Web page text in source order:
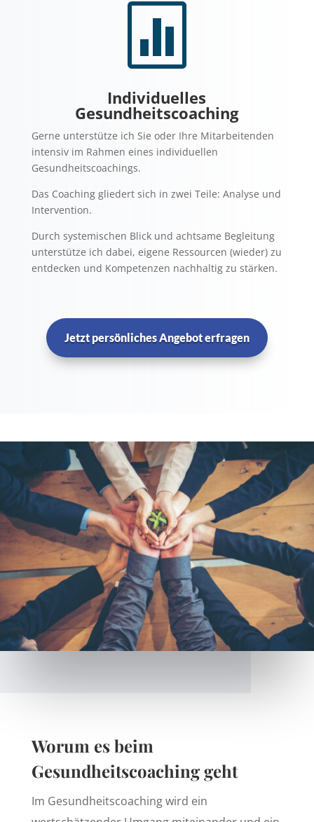

Individuelles
Gesundheitscoaching
Gerne unterstütze ich Sie oder Ihre Mitarbeitenden
intensiv im Rahmen eines individuellen
Gesundheitscoachings.
Das Coaching gliedert sich in zwei Teile: Analyse und
Intervention.
Durch systemischen Blick und achtsame Begleitung
unterstütze ich dabei, eigene Ressourcen (wieder) zu
entdecken und Kompetenzen nachhaltig zu stärken.
Jetzt persönliches Angebot erfragen
Worum es beim
Gesundheitscoaching geht
Im Gesundheitscoaching wird ein